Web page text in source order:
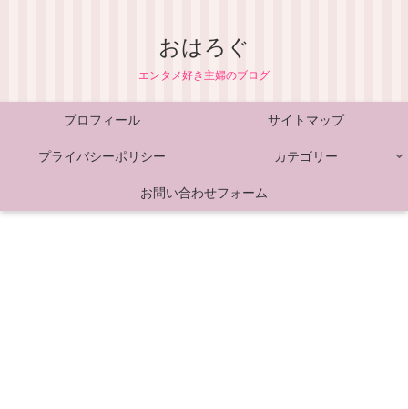
おはろぐ
エンタメ好き主婦のブログ
プロフィール サイトマップ
プライバシーポリシー カテゴリー
お問い合わせフォーム